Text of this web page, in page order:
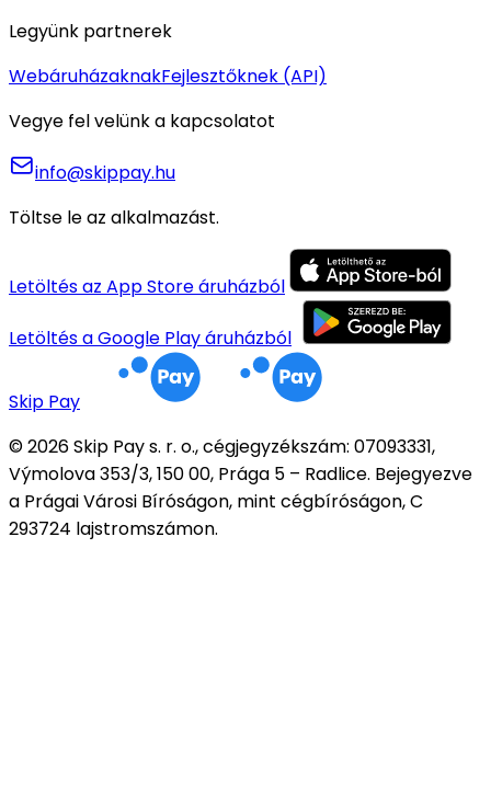
Legyünk partnerek
WebáruházaknakFejlesztőknek (API)
Vegye fel velünk a kapcsolatot
info@skippay.hu
Töltse le az alkalmazást.
Letöltés az App Store áruházból
Letöltés a Google Play áruházból
Skip Pay
© 2026 Skip Pay s. r. o., cégjegyzékszám: 07093331,
Výmolova 353/3, 150 00, Prága 5 – Radlice. Bejegyezve
a Prágai Városi Bíróságon, mint cégbíróságon, C
293724 lajstromszámon.